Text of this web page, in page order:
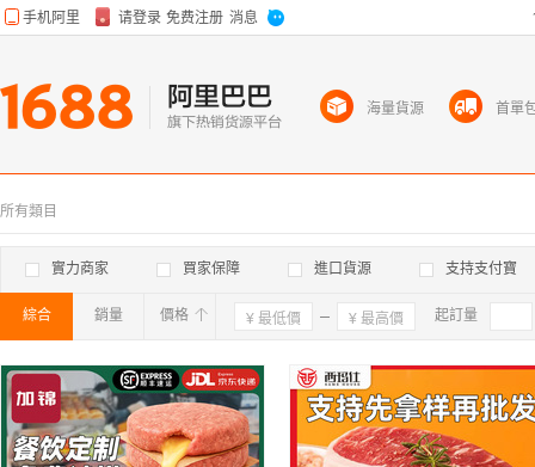
所有類目
實力商家 買家保障 進口貨源 支持支付寶
綜合 銷量 價格 確定 起訂量
海量貨源 首單